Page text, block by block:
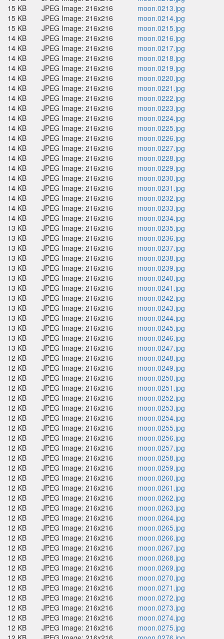
15 KB
JPEG Image: 216x216
moon.0213.jpg
15 KB
JPEG Image: 216x216
moon.0214.jpg
15 KB
JPEG Image: 216x216
moon.0215.jpg
14 KB
JPEG Image: 216x216
moon.0216.jpg
14 KB
JPEG Image: 216x216
moon.0217.jpg
14 KB
JPEG Image: 216x216
moon.0218.jpg
14 KB
JPEG Image: 216x216
moon.0219.jpg
14 KB
JPEG Image: 216x216
moon.0220.jpg
14 KB
JPEG Image: 216x216
moon.0221.jpg
14 KB
JPEG Image: 216x216
moon.0222.jpg
14 KB
JPEG Image: 216x216
moon.0223.jpg
14 KB
JPEG Image: 216x216
moon.0224.jpg
14 KB
JPEG Image: 216x216
moon.0225.jpg
14 KB
JPEG Image: 216x216
moon.0226.jpg
14 KB
JPEG Image: 216x216
moon.0227.jpg
14 KB
JPEG Image: 216x216
moon.0228.jpg
14 KB
JPEG Image: 216x216
moon.0229.jpg
14 KB
JPEG Image: 216x216
moon.0230.jpg
14 KB
JPEG Image: 216x216
moon.0231.jpg
14 KB
JPEG Image: 216x216
moon.0232.jpg
14 KB
JPEG Image: 216x216
moon.0233.jpg
14 KB
JPEG Image: 216x216
moon.0234.jpg
13 KB
JPEG Image: 216x216
moon.0235.jpg
13 KB
JPEG Image: 216x216
moon.0236.jpg
13 KB
JPEG Image: 216x216
moon.0237.jpg
13 KB
JPEG Image: 216x216
moon.0238.jpg
13 KB
JPEG Image: 216x216
moon.0239.jpg
13 KB
JPEG Image: 216x216
moon.0240.jpg
13 KB
JPEG Image: 216x216
moon.0241.jpg
13 KB
JPEG Image: 216x216
moon.0242.jpg
13 KB
JPEG Image: 216x216
moon.0243.jpg
13 KB
JPEG Image: 216x216
moon.0244.jpg
13 KB
JPEG Image: 216x216
moon.0245.jpg
13 KB
JPEG Image: 216x216
moon.0246.jpg
13 KB
JPEG Image: 216x216
moon.0247.jpg
12 KB
JPEG Image: 216x216
moon.0248.jpg
12 KB
JPEG Image: 216x216
moon.0249.jpg
12 KB
JPEG Image: 216x216
moon.0250.jpg
12 KB
JPEG Image: 216x216
moon.0251.jpg
12 KB
JPEG Image: 216x216
moon.0252.jpg
12 KB
JPEG Image: 216x216
moon.0253.jpg
12 KB
JPEG Image: 216x216
moon.0254.jpg
12 KB
JPEG Image: 216x216
moon.0255.jpg
12 KB
JPEG Image: 216x216
moon.0256.jpg
12 KB
JPEG Image: 216x216
moon.0257.jpg
12 KB
JPEG Image: 216x216
moon.0258.jpg
12 KB
JPEG Image: 216x216
moon.0259.jpg
12 KB
JPEG Image: 216x216
moon.0260.jpg
12 KB
JPEG Image: 216x216
moon.0261.jpg
12 KB
JPEG Image: 216x216
moon.0262.jpg
12 KB
JPEG Image: 216x216
moon.0263.jpg
12 KB
JPEG Image: 216x216
moon.0264.jpg
12 KB
JPEG Image: 216x216
moon.0265.jpg
12 KB
JPEG Image: 216x216
moon.0266.jpg
12 KB
JPEG Image: 216x216
moon.0267.jpg
12 KB
JPEG Image: 216x216
moon.0268.jpg
12 KB
JPEG Image: 216x216
moon.0269.jpg
12 KB
JPEG Image: 216x216
moon.0270.jpg
12 KB
JPEG Image: 216x216
moon.0271.jpg
12 KB
JPEG Image: 216x216
moon.0272.jpg
12 KB
JPEG Image: 216x216
moon.0273.jpg
12 KB
JPEG Image: 216x216
moon.0274.jpg
12 KB
JPEG Image: 216x216
moon.0275.jpg